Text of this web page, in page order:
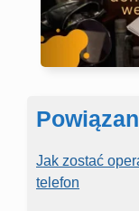
Jak zostać
telefon